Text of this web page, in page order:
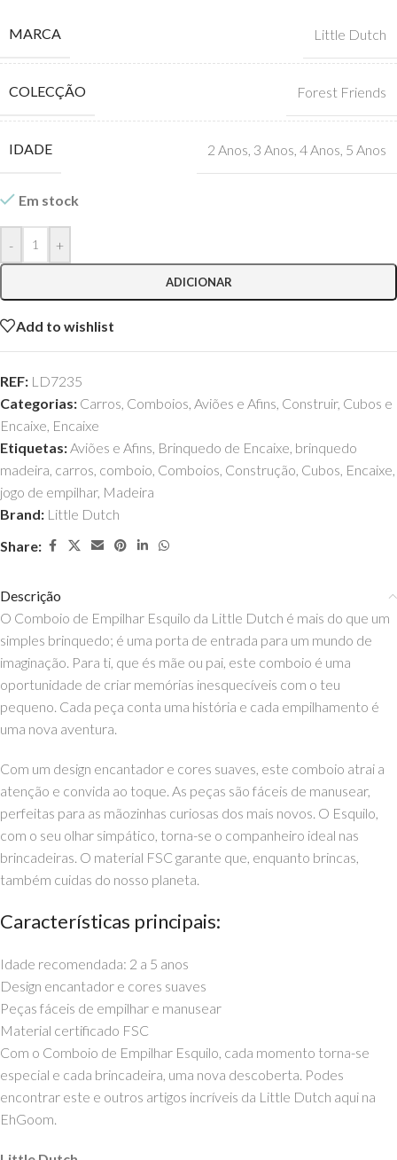
MARCA Little Dutch
COLECÇÃO Forest Friends
IDADE 2 Anos 3 Anos 4 Anos 5 Anos
Em stock
- +
ADICIONAR
Add to wishlist
REF: LD7235
Categorias: Carros, Comboios, Aviões e Afins, Construir, Cubos e
Encaixe, Encaixe
Etiquetas:Aviões e Afins, Brinquedo de Encaixe, brinquedo
madeira, carros, comboio, Comboios, Construção, Cubos, Encaixe,
jogo de empilhar, Madeira
Brand: Little Dutch
Share:
Descrição
O Comboio de Empilhar Esquilo da Little Dutch é mais do que um
simples brinquedo; é uma porta de entrada para um mundo de
imaginação. Para ti, que és mãe ou pai, este comboio é uma
oportunidade de criar memórias inesquecíveis com o teu
pequeno. Cada peça conta uma história e cada empilhamento é
uma nova aventura.
Com um design encantador e cores suaves, este comboio atrai a
atenção e convida ao toque. As peças são fáceis de manusear,
perfeitas para as mãozinhas curiosas dos mais novos. O Esquilo,
com o seu olhar simpático, torna-se o companheiro ideal nas
brincadeiras. O material FSC garante que, enquanto brincas,
também cuidas do nosso planeta.
Características principais:
Idade recomendada: 2 a 5 anos
Design encantador e cores suaves
Peças fáceis de empilhar e manusear
Material certificado FSC
Com o Comboio de Empilhar Esquilo, cada momento torna-se
especial e cada brincadeira, uma nova descoberta. Podes
encontrar este e outros artigos incríveis da Little Dutch aqui na
EhGoom.